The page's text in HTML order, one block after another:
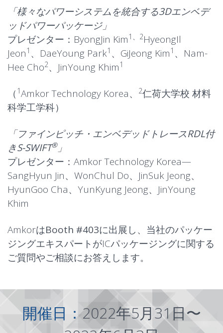
「様々なパワーシステムを統合する3Dエンベデ
ッドパワーパッケージ」
プレゼンター：ByongJin Kim1、2HyeongIl
Jeon1 、DaeYoung Park1 、GiJeong Kim1 、Nam-
Hee Cho2、JinYoung Khim1
（ 1Amkor Technology Korea、 2仁荷大学校 材料
科学工学科）
「ファインピッチ・エンベデッドトレースRDL付
きS-SWIFT®」
プレゼンター：Amkor Technology Korea—
SangHyun Jin、WonChul Do、JinSuk Jeong、
HyunGoo Cha、YunKyung Jeong、JinYoung
Khim
AmkorはBooth #403に出展し、当社のパッケー
ジングエキスパートがICパッケージングに関する
ご質問やご相談にお答えします。
開催日：2022年5月31日〜